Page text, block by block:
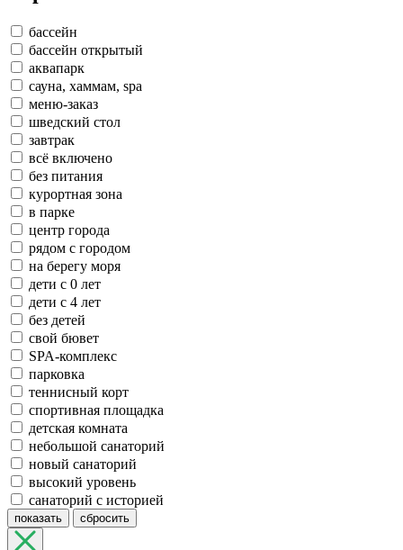
бассейн
бассейн открытый
аквапарк
сауна, хаммам, spa
меню-заказ
шведский стол
завтрак
всё включено
без питания
курортная зона
в парке
центр города
рядом с городом
на берегу моря
дети с 0 лет
дети с 4 лет
без детей
свой бювет
SPA-комплекс
парковка
теннисный корт
спортивная площадка
детская комната
небольшой санаторий
новый санаторий
высокий уровень
санаторий с историей
показать сбросить